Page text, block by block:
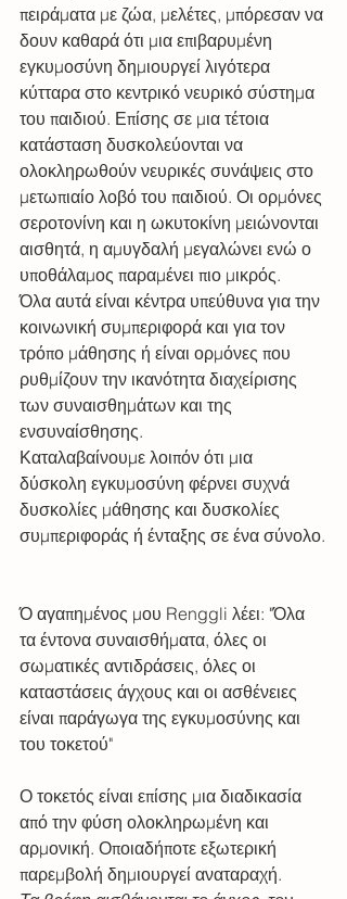
πειράματα με ζώα, μελέτες, μπόρεσαν να
δουν καθαρά ότι μια επιβαρυμένη
εγκυμοσύνη δημιουργεί λιγότερα
κύτταρα στο κεντρικό νευρικό σύστημα
του παιδιού. Επίσης σε μια τέτοια
κατάσταση δυσκολεύονται να
ολοκληρωθούν νευρικές συνάψεις στο
μετωπιαίο λοβό του παιδιού. Οι ορμόνες
σεροτονίνη και η ωκυτοκίνη μειώνονται
αισθητά, η αμυγδαλή μεγαλώνει ενώ ο
υποθάλαμος παραμένει πιο μικρός.
Όλα αυτά είναι κέντρα υπεύθυνα για την
κοινωνική συμπεριφορά και για τον
τρόπο μάθησης ή είναι ορμόνες που
ρυθμίζουν την ικανότητα διαχείρισης
των συναισθημάτων και της
ενσυναίσθησης.
Καταλαβαίνουμε λοιπόν ότι μια
δύσκολη εγκυμοσύνη φέρνει συχνά
δυσκολίες μάθησης και δυσκολίες
συμπεριφοράς ή ένταξης σε ένα σύνολο.
Ό αγαπημένος μου Renggli λέει: "Όλα
τα έντονα συναισθήματα, όλες οι
σωματικές αντιδράσεις, όλες οι
καταστάσεις άγχους και οι ασθένειες
είναι παράγωγα της εγκυμοσύνης και
του τοκετού"
Ο τοκετός είναι επίσης μια διαδικασία
από την φύση ολοκληρωμένη και
αρμονική. Οποιαδήποτε εξωτερική
παρεμβολή δημιουργεί αναταραχή.